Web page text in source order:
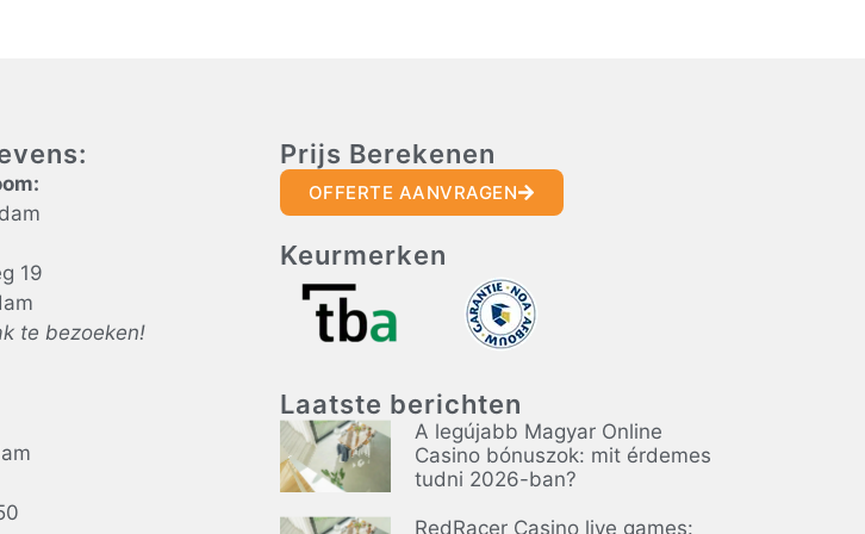
19
te bezoeken!
Prijs Berekenen
OFFERTE AANVRAGEN
Keurmerken
Laatste berichten
A legújabb Magyar Online
Casino bónuszok: mit érdemes
tudni 2026-ban?
RedRacer Casino live games: